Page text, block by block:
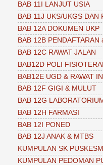
BAB 11I LANJUT USIA
BAB 11J UKS/UKGS DAN
BAB 12A DOKUMEN UKP
BAB 12B PENDAFTARAN
BAB 12C RAWAT JALAN
BAB12D POLI
BAB12E UGD & RAWAT
BAB 12F GIGI & MULUT
BAB 12G
BAB 12H FARMASI
BAB 12I PONED
BAB 12J ANAK & MTBS
KUMPULAN SK
KUMPULAN PEDOMAN